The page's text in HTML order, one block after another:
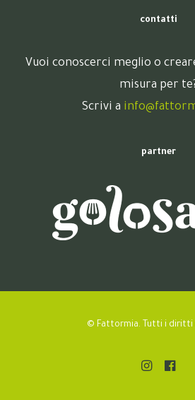
contatti
Vuoi conoscerci meglio o
misura per
Scrivi a
partner
© Fattormia. Tutti i diritti